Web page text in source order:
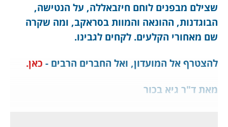
שצילם מבפנים לוחם חיזבאללה, על הנטישה,
הבוגדנות, ההונאה והמוות בסראקב, ומה שקרה
שם מאחורי הקלעים. לקחים לגבינו.
להצטרף אל המועדון, ואל החברים הרבים - כאן.
מאת ד"ר גיא בכור